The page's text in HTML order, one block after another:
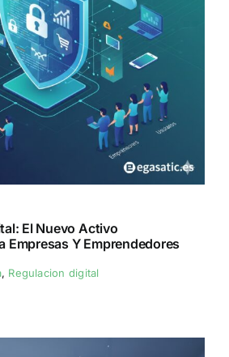
El Nuevo Activo
Empresas Y Emprendedores
, Regulacion digital